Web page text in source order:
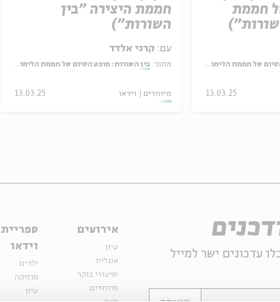
חממת היצירה "בין
השורות")
עם: קרני אלדד
מתוך: בין השורות: מופע הסיום של חממת הלימוד והיצירה בעין הסערה
מיוחדים וידאו 13.03.25
חממת
הלימוד והיצירה בעין הסערה
13.03.25
עדכונים ישר למייל
אירועים
עיון
אנגלית
שיעורי בוקר
מיוחדים
ספריית
וידאו
ילדים
מוזיקה
עיון